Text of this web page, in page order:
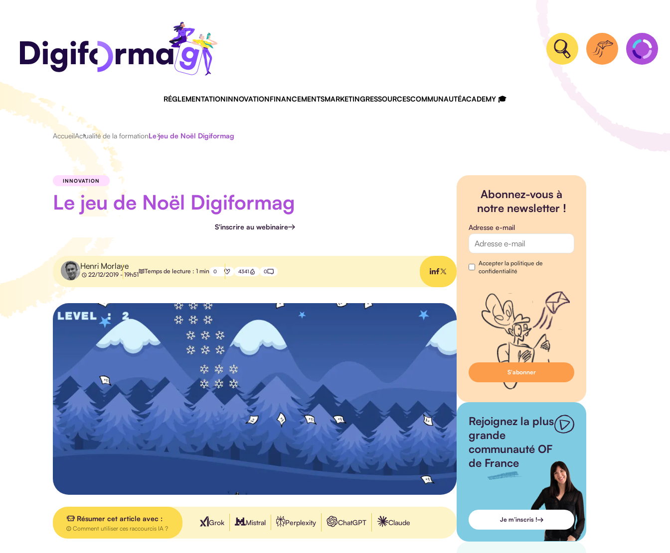
RÉGLEMENTATIONINNOVATIONFINANCEMENTSMARKETINGRESSOURCESCOMMUNAUTÉACADEMY 🎓
AccueilActualité de la formationLe jeu de Noël Digiformag
INNOVATION
Le jeu de Noël Digiformag
S'inscrire au webinaire
Henri Morlaye
22/12/2019 - 19h51 Temps de lecture : 1 min 0 4341 0
Résumer cet article avec :
Comment utiliser ces raccourcis IA ?
Grok Mistral Perplexity ChatGPT Claude
Abonnez-vous à
notre newsletter !
Adresse e-mail
Accepter la politique de
confidentialité
Rejoignez la plus
grande
communauté OF
de France
Je m’inscris !